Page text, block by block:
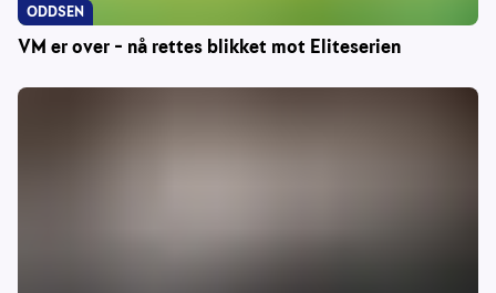
VM er over – nå rettes blikket mot Eliteserien
ODDSEN